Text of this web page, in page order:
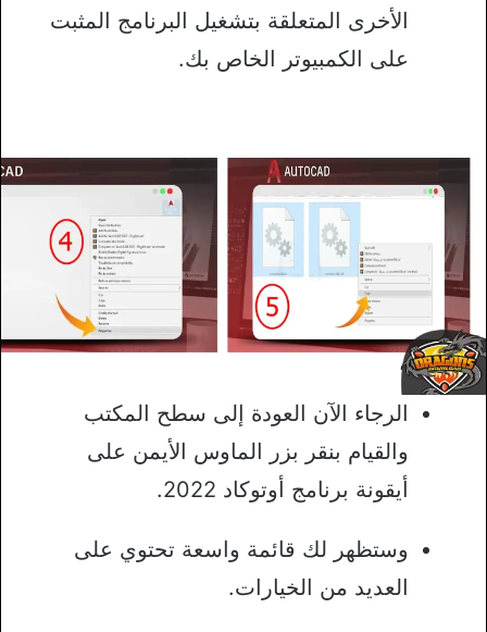
الأخرى المتعلقة بتشغيل البرنامج المثبت
على الكمبيوتر الخاص بك.
الرجاء الآن العودة إلى سطح المكتب
والقيام بنقر بزر الماوس الأيمن على
أيقونة برنامج أوتوكاد 2022.
وستظهر لك قائمة واسعة تحتوي على
العديد من الخيارات.